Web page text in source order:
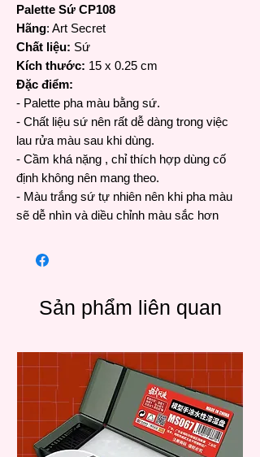
Palette Sứ CP108
Hãng: Art Secret
Chất liệu: Sứ
Kích thước: 15 x 0.25 cm
Đặc điểm:
- Palette pha màu bằng sứ.
- Chất liệu sứ nên rất dễ dàng trong việc
lau rửa màu sau khi dùng.
- Cầm khá nặng , chỉ thích hợp dùng cố
định không nên mang theo.
- Màu trắng sứ tự nhiên nên khi pha màu
sẽ dễ nhìn và diều chỉnh màu sắc hơn
Sản phẩm liên quan